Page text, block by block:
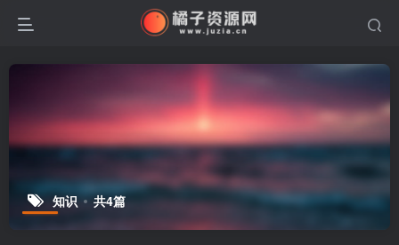
知识 共4篇